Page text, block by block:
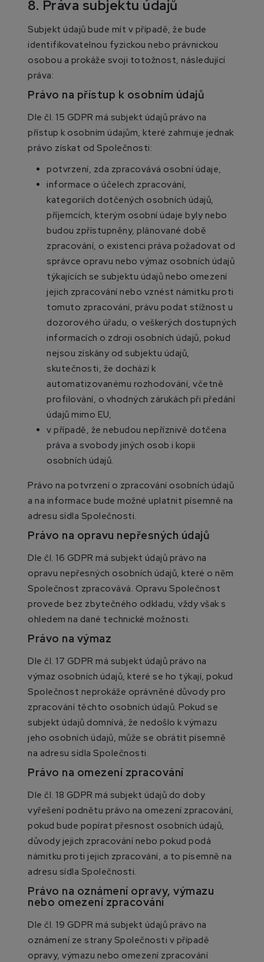
8. Práva subjektu údajů
Subjekt údajů bude mít v případě, že bude
identifikovatelnou fyzickou nebo právnickou
osobou a prokáže svoji totožnost, následující
práva:
Právo na přístup k osobním údajů
Dle čl. 15 GDPR má subjekt údajů právo na
přístup k osobním údajům, které zahrnuje jednak
právo získat od Společnosti:
potvrzení, zda zpracovává osobní údaje,
informace o účelech zpracování,
kategoriích dotčených osobních údajů,
příjemcích, kterým osobní údaje byly nebo
budou zpřístupněny, plánované době
zpracování, o existenci práva požadovat od
správce opravu nebo výmaz osobních údajů
týkajících se subjektu údajů nebo omezení
jejich zpracování nebo vznést námitku proti
tomuto zpracování, právu podat stížnost u
dozorového úřadu, o veškerých dostupných
informacích o zdroji osobních údajů, pokud
nejsou získány od subjektu údajů,
skutečnosti, že dochází k
automatizovanému rozhodování, včetně
profilování, o vhodných zárukách při předání
údajů mimo EU,
v případě, že nebudou nepříznivě dotčena
práva a svobody jiných osob i kopii
osobních údajů.
Právo na potvrzení o zpracování osobních údajů
a na informace bude možné uplatnit písemně na
adresu sídla Společnosti.
Právo na opravu nepřesných údajů
Dle čl. 16 GDPR má subjekt údajů právo na
opravu nepřesných osobních údajů, které o něm
Společnost zpracovává. Opravu Společnost
provede bez zbytečného odkladu, vždy však s
ohledem na dané technické možnosti.
Právo na výmaz
Dle čl. 17 GDPR má subjekt údajů právo na
výmaz osobních údajů, které se ho týkají, pokud
Společnost neprokáže oprávněné důvody pro
zpracování těchto osobních údajů. Pokud se
subjekt údajů domnívá, že nedošlo k výmazu
jeho osobních údajů, může se obrátit písemně
na adresu sídla Společnosti.
Právo na omezení zpracování
Dle čl. 18 GDPR má subjekt údajů do doby
vyřešení podnětu právo na omezení zpracování,
pokud bude popírat přesnost osobních údajů,
důvody jejich zpracování nebo pokud podá
námitku proti jejich zpracování, a to písemně na
adresu sídla Společnosti.
Právo na oznámení opravy, výmazu
nebo omezení zpracování
Dle čl. 19 GDPR má subjekt údajů právo na
oznámení ze strany Společnosti v případě
opravy, výmazu nebo omezení zpracování